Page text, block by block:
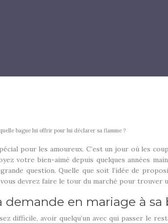
bague lui offrir pour lui déclarer sa flamme ?
pour les amoureux. C’est un jour où les
votre bien-aimé depuis quelques années
question. Quelle que soit l’idée de
devrez faire le tour du marché pour trouver
en mariage à sa
difficile, avoir quelqu’un avec qui passer le